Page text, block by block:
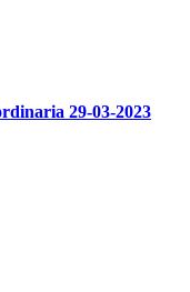
29-03-2023